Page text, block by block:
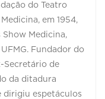
do Teatro
em 1954,
Medicina,
Fundador do
Secretário de
da ditadura
dirigiu espetáculos